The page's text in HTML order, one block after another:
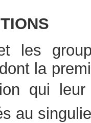
les
la
qui
au